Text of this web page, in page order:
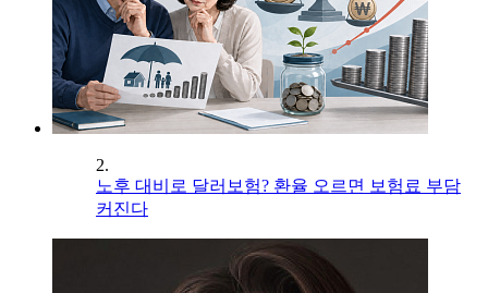
2.
노후 대비로 달러보험? 환율 오르면 보험료 부담
커진다